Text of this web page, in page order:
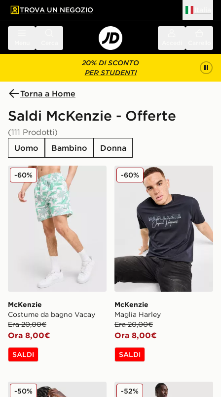
principale
a fondo pagina
TROVA UN NEGOZIO
20% DI SCONTO
PER STUDENTI
Torna a Home
Saldi McKenzie - Offerte
(111 Prodotti)
Uomo
Bambino Donna
McKenzie Costume da bagno Vacay
McKenzie
Costume da bagno Vacay
Era 20,00€
Ora 8,00€
-60%
SALDI
McKenzie Maglia Harley
McKenzie
Maglia Harley
Era 20,00€
Ora 8,00€
-60%
SALDI
McKenzie Silica T-Shirt
-50% McKenzie Pantaloni della
-52%